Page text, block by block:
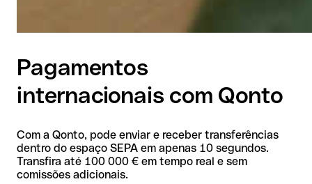
Pagamentos
internacionais com Qonto
Com a Qonto, pode enviar e receber transferências
dentro do espaço SEPA em apenas 10 segundos.
Transfira até 100 000 € em tempo real e sem
comissões adicionais.